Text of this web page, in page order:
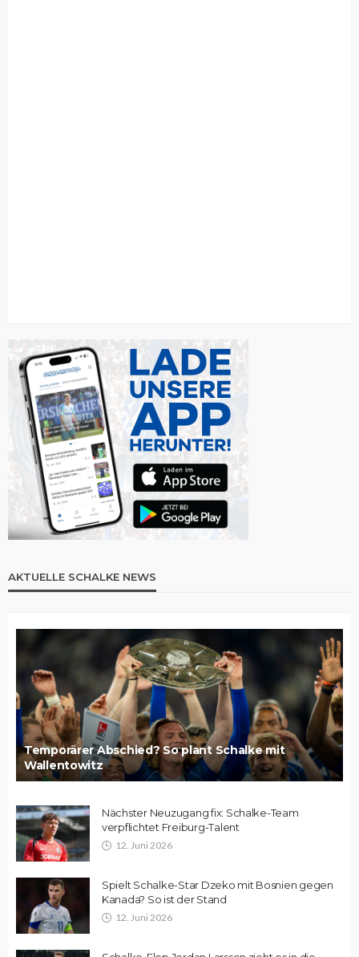
AKTUELLE SCHALKE NEWS
Temporärer Abschied? So plant Schalke mit
Wallentowitz
Nächster Neuzugang fix: Schalke-Team
verpflichtet Freiburg-Talent
12. Juni 2026
Spielt Schalke-Star Dzeko mit Bosnien gegen
Kanada? So ist der Stand
12. Juni 2026